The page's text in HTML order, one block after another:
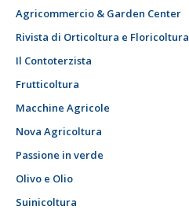
Agricommercio & Garden Center
Rivista di Orticoltura e Floricoltura
Il Contoterzista
Frutticoltura
Macchine Agricole
Nova Agricoltura
Passione in verde
Olivo e Olio
Suinicoltura